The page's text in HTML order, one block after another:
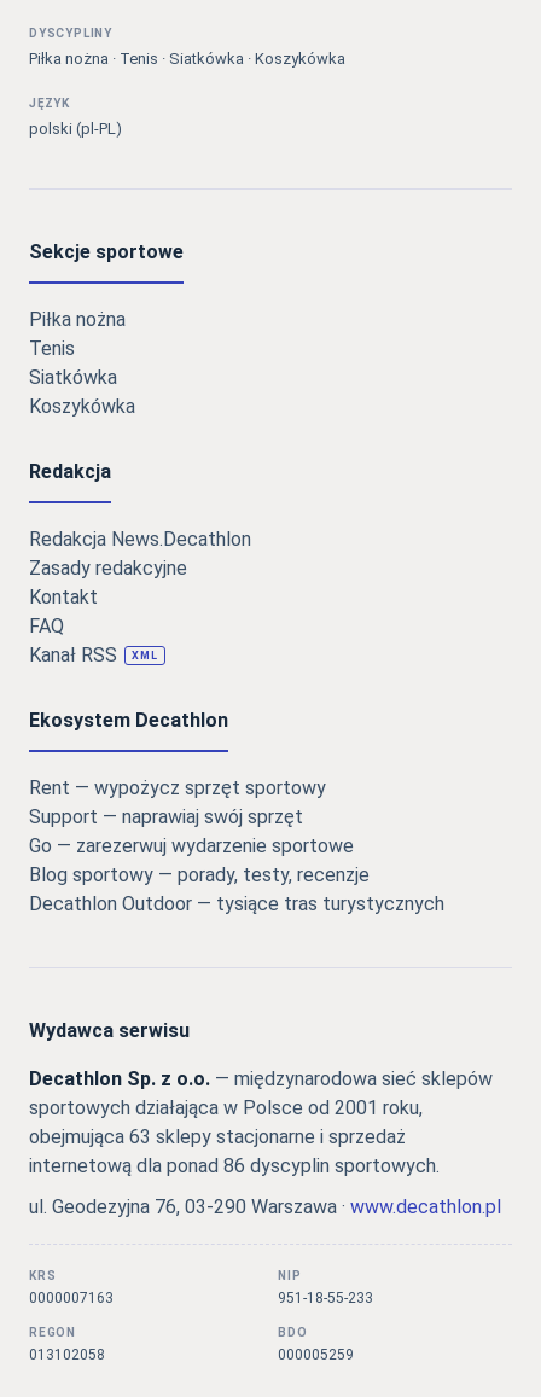
DYSCYPLINY
Piłka nożna · Tenis · Siatkówka · Koszykówka
JĘZYK
polski (pl-PL)
Sekcje sportowe
Piłka nożna
Tenis
Siatkówka
Koszykówka
Redakcja
Redakcja News.Decathlon
Zasady redakcyjne
Kontakt
FAQ
Kanał RSS
XML
Ekosystem Decathlon
Rent — wypożycz sprzęt sportowy
Support — naprawiaj swój sprzęt
Go — zarezerwuj wydarzenie sportowe
Blog sportowy — porady, testy, recenzje
Decathlon Outdoor — tysiące tras turystycznych
Wydawca serwisu
Decathlon Sp. z o.o. — międzynarodowa sieć sklepów
sportowych działająca w Polsce od 2001 roku,
obejmująca 63 sklepy stacjonarne i sprzedaż
internetową dla ponad 86 dyscyplin sportowych.
ul. Geodezyjna 76, 03-290 Warszawa · www.decathlon.pl
KRS
0000007163
NIP
951-18-55-233
REGON
013102058
BDO
000005259